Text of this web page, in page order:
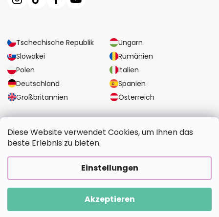
Diese Website verwendet Cookies, um Ihnen das
beste Erlebnis zu bieten.
Einstellungen
Akzeptieren
Tschechische Republik
Ungarn
Slowakei
Rumänien
Polen
Italien
Deutschland
Spanien
Großbritannien
Österreich
SICHERE ZAHLUNGSOPTIONEN
Erstellt von Shoptet Premium|UpraviloFV STUDIO
BildvomFoto.de. Alle Rechte vorbehalten.